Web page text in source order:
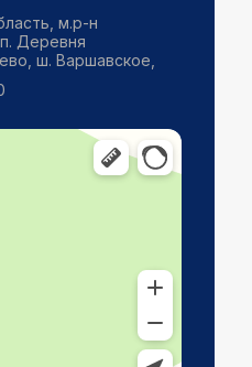
м.р-н
Деревня
ш. Варшавское,
карта, что посмотреть, фото,